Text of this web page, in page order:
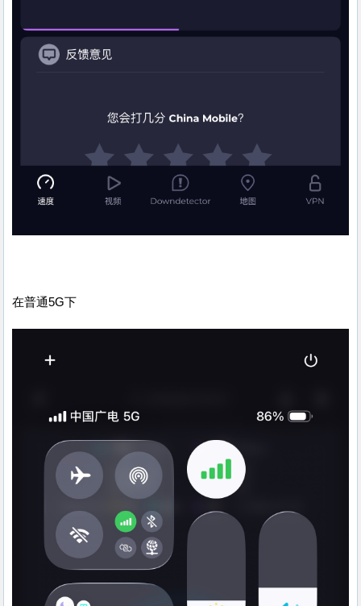
在普通5G下